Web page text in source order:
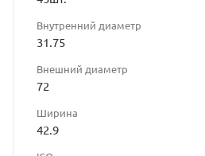
Внутренний диаметр
31.75
Внешний диаметр
72
Ширина
42.9